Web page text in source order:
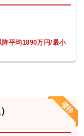
平均1890万円/最小